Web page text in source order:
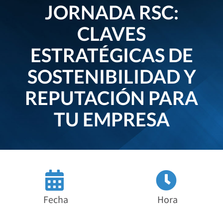
JORNADA RSC:
CLAVES
ESTRATÉGICAS DE
SOSTENIBILIDAD Y
REPUTACIÓN PARA
TU EMPRESA
Fecha
Hora